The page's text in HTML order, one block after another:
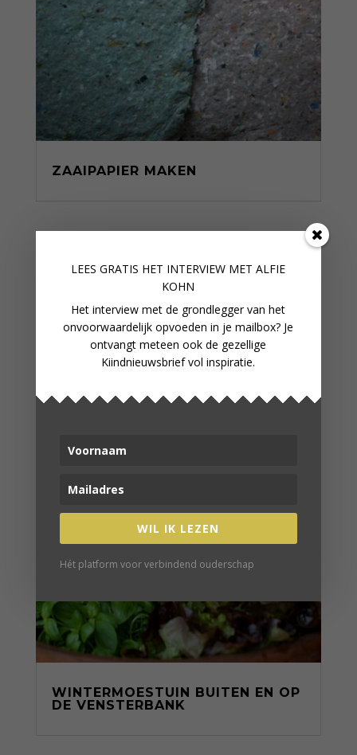
ZAAIPAPIER MAKEN
WINTERMOESTUIN BUITEN EN OP
DE VENSTERBANK
LEES GRATIS HET INTERVIEW MET ALFIE
KOHN
Het interview met de grondlegger van het
onvoorwaardelijk opvoeden in je mailbox? Je
ontvangt meteen ook de gezellige
Kiindnieuwsbrief vol inspiratie.
WIL IK LEZEN
Hét platform voor verbindend ouderschap